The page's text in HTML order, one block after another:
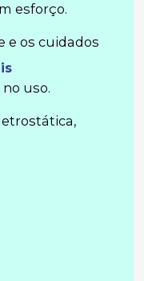
esforço.
e os cuidados
uso.